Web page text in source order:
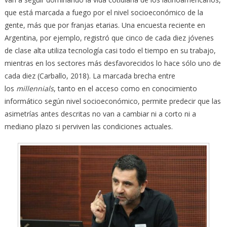
que está marcada a fuego por el nivel socioeconómico de la
gente, más que por franjas etarias. Una encuesta reciente en
Argentina, por ejemplo, registró que cinco de cada diez jóvenes
de clase alta utiliza tecnología casi todo el tiempo en su trabajo,
mientras en los sectores más desfavorecidos lo hace sólo uno de
cada diez (Carballo, 2018). La marcada brecha entre
los millennials, tanto en el acceso como en conocimiento
informático según nivel socioeconómico, permite predecir que las
asimetrías antes descritas no van a cambiar ni a corto ni a
mediano plazo si perviven las condiciones actuales.